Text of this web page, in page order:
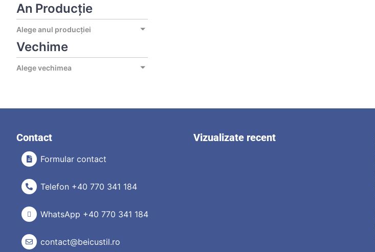
An Producție
Alege anul producției
Vechime
Alege vechimea
Contact
Formular contact
Telefon +40 770 341 184
WhatsApp +40 770 341 184
contact@beicustil.ro
Vizualizate recent